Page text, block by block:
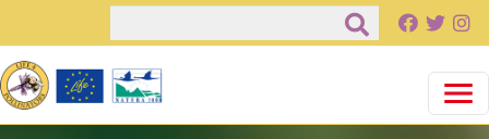
Pasar al contenido principal